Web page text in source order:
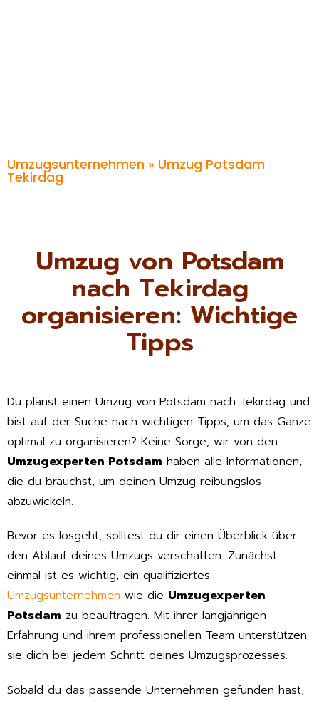
Umzugsunternehmen » Umzug Potsdam
Tekirdag
Umzug von Potsdam
nach Tekirdag
organisieren: Wichtige
Tipps
Du planst einen Umzug von Potsdam nach Tekirdag und
bist auf der Suche nach wichtigen Tipps, um das Ganze
optimal zu organisieren? Keine Sorge, wir von den
Umzugexperten Potsdam haben alle Informationen,
die du brauchst, um deinen Umzug reibungslos
abzuwickeln.
Bevor es losgeht, solltest du dir einen Überblick über
den Ablauf deines Umzugs verschaffen. Zunächst
einmal ist es wichtig, ein qualifiziertes
Umzugsunternehmen wie die Umzugexperten
Potsdam zu beauftragen. Mit ihrer langjährigen
Erfahrung und ihrem professionellen Team unterstützen
sie dich bei jedem Schritt deines Umzugsprozesses.
Sobald du das passende Unternehmen gefunden hast,